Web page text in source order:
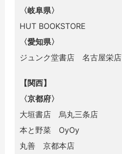
〈岐阜県〉
HUT BOOKSTORE
〈愛知県〉
ジュンク堂書店 名古屋栄店
【関西】
〈京都府〉
大垣書店 烏丸三条店
本と野菜 OyOy
丸善 京都本店